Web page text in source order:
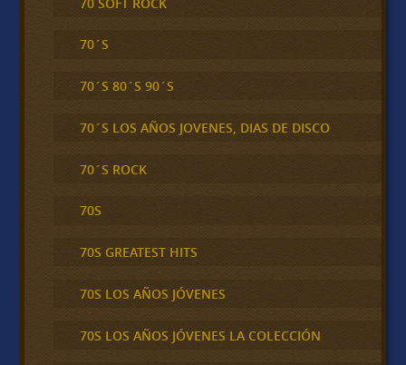
70´S
70´S 80´S 90´S
70´S LOS AÑOS JOVENES, DIAS DE DISCO
70´S ROCK
70S
70S GREATEST HITS
70S LOS AÑOS JÓVENES
70S LOS AÑOS JÓVENES LA COLECCIÓN